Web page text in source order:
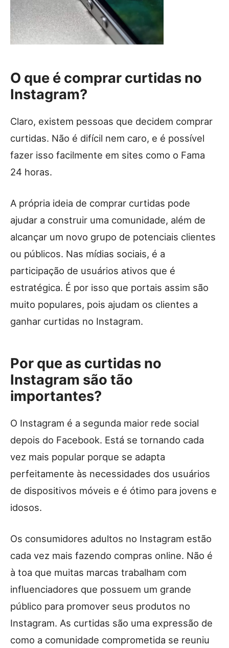
O que é comprar curtidas no
Instagram?
Claro, existem pessoas que decidem comprar
curtidas. Não é difícil nem caro, e é possível
fazer isso facilmente em sites como o Fama
24 horas.
A própria ideia de comprar curtidas pode
ajudar a construir uma comunidade, além de
alcançar um novo grupo de potenciais clientes
ou públicos. Nas mídias sociais, é a
participação de usuários ativos que é
estratégica. É por isso que portais assim são
muito populares, pois ajudam os clientes a
ganhar curtidas no Instagram.
Por que as curtidas no
Instagram são tão
importantes?
O Instagram é a segunda maior rede social
depois do Facebook. Está se tornando cada
vez mais popular porque se adapta
perfeitamente às necessidades dos usuários
de dispositivos móveis e é ótimo para jovens e
idosos.
Os consumidores adultos no Instagram estão
cada vez mais fazendo compras online. Não é
à toa que muitas marcas trabalham com
influenciadores que possuem um grande
público para promover seus produtos no
Instagram. As curtidas são uma expressão de
como a comunidade comprometida se reuniu